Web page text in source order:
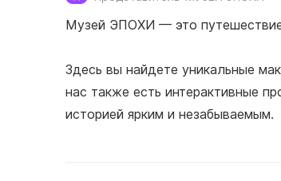
Музей ЭПОХИ — это
Здесь вы найдете уникальные
нас также есть интерактивные
историей ярким и незабываемым.